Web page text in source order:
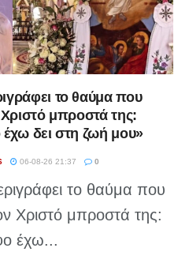
το θαύμα που
μπροστά της:
δει στη ζωή μου»
06-08-26 21:37 0
το θαύμα που
Χριστό μπροστά της:
έχω...